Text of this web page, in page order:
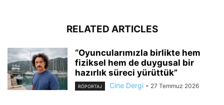
RELATED ARTICLES
“Oyuncularımızla birlikte hem
fiziksel hem de duygusal bir
hazırlık süreci yürüttük”
RÖPORTAJ Cine Dergi - 27 Temmuz 2026